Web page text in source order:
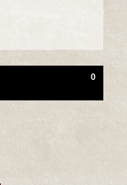
0